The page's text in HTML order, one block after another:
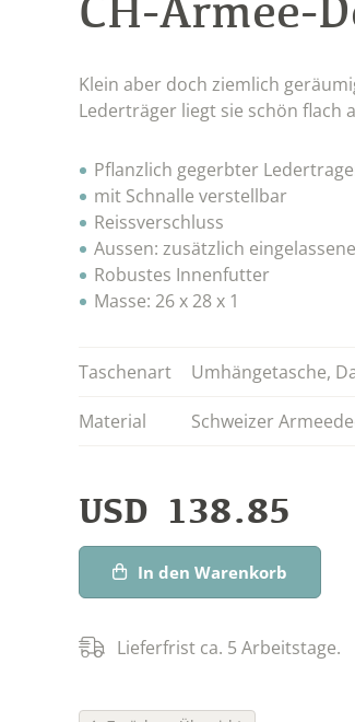
Klein aber doch ziemlich
Lederträger liegt sie schön flach
Pflanzlich gegerbter
mit Schnalle verstellbar
Reissverschluss
Aussen: zusätzlich
Robustes Innenfutter
Masse: 26 x 28 x 1
Taschenart Umhängetasche,
Material Schweizer
USD 138.85
In den Warenkorb
Lieferfrist ca. 5 Arbeitstage.